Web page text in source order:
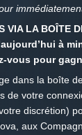
VIA LA BOÎTE
à
vous pour
dans la boîte
de votre
discrétion)
aux